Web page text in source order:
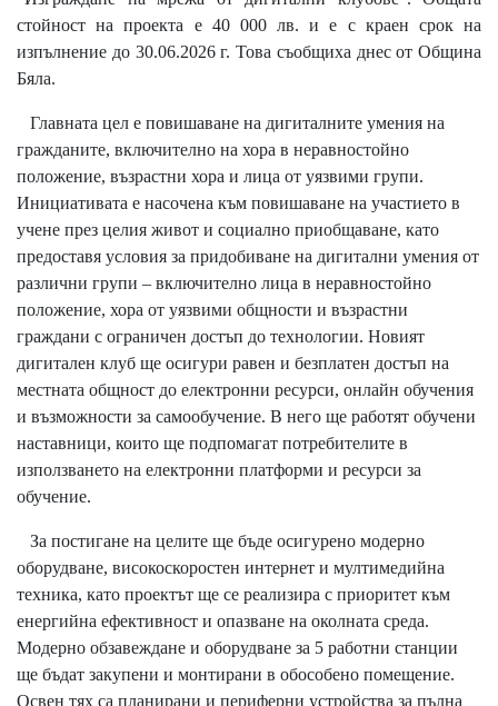
стойност на проекта е 40 000 лв. и е с краен срок на
изпълнение до 30.06.2026 г. Това съобщиха днес от Община
Бяла.
Главната цел е повишаване на дигиталните умения на
гражданите, включително на хора в неравностойно
положение, възрастни хора и лица от уязвими групи.
Инициативата е насочена към повишаване на участието в
учене през целия живот и социално приобщаване, като
предоставя условия за придобиване на дигитални умения от
различни групи – включително лица в неравностойно
положение, хора от уязвими общности и възрастни
граждани с ограничен достъп до технологии. Новият
дигитален клуб ще осигури равен и безплатен достъп на
местната общност до електронни ресурси, онлайн обучения
и възможности за самообучение. В него ще работят обучени
наставници, които ще подпомагат потребителите в
използването на електронни платформи и ресурси за
обучение.
За постигане на целите ще бъде осигурено модерно
оборудване, високоскоростен интернет и мултимедийна
техника, като проектът ще се реализира с приоритет към
енергийна ефективност и опазване на околната среда.
Модерно обзавеждане и оборудване за 5 работни станции
ще бъдат закупени и монтирани в обособено помещение.
Освен тях са планирани и периферни устройства за пълна